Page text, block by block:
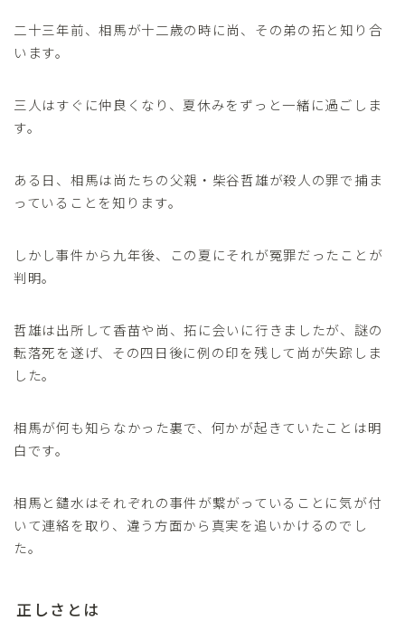
二十三年前、相馬が十二歳の時に尚、その弟の拓と知り合
います。
三人はすぐに仲良くなり、夏休みをずっと一緒に過ごしま
す。
ある日、相馬は尚たちの父親・柴谷哲雄が殺人の罪で捕ま
っていることを知ります。
しかし事件から九年後、この夏にそれが冤罪だったことが
判明。
哲雄は出所して香苗や尚、拓に会いに行きましたが、謎の
転落死を遂げ、その四日後に例の印を残して尚が失踪しま
した。
相馬が何も知らなかった裏で、何かが起きていたことは明
白です。
相馬と鑓水はそれぞれの事件が繋がっていることに気が付
いて連絡を取り、違う方面から真実を追いかけるのでし
た。
正しさとは